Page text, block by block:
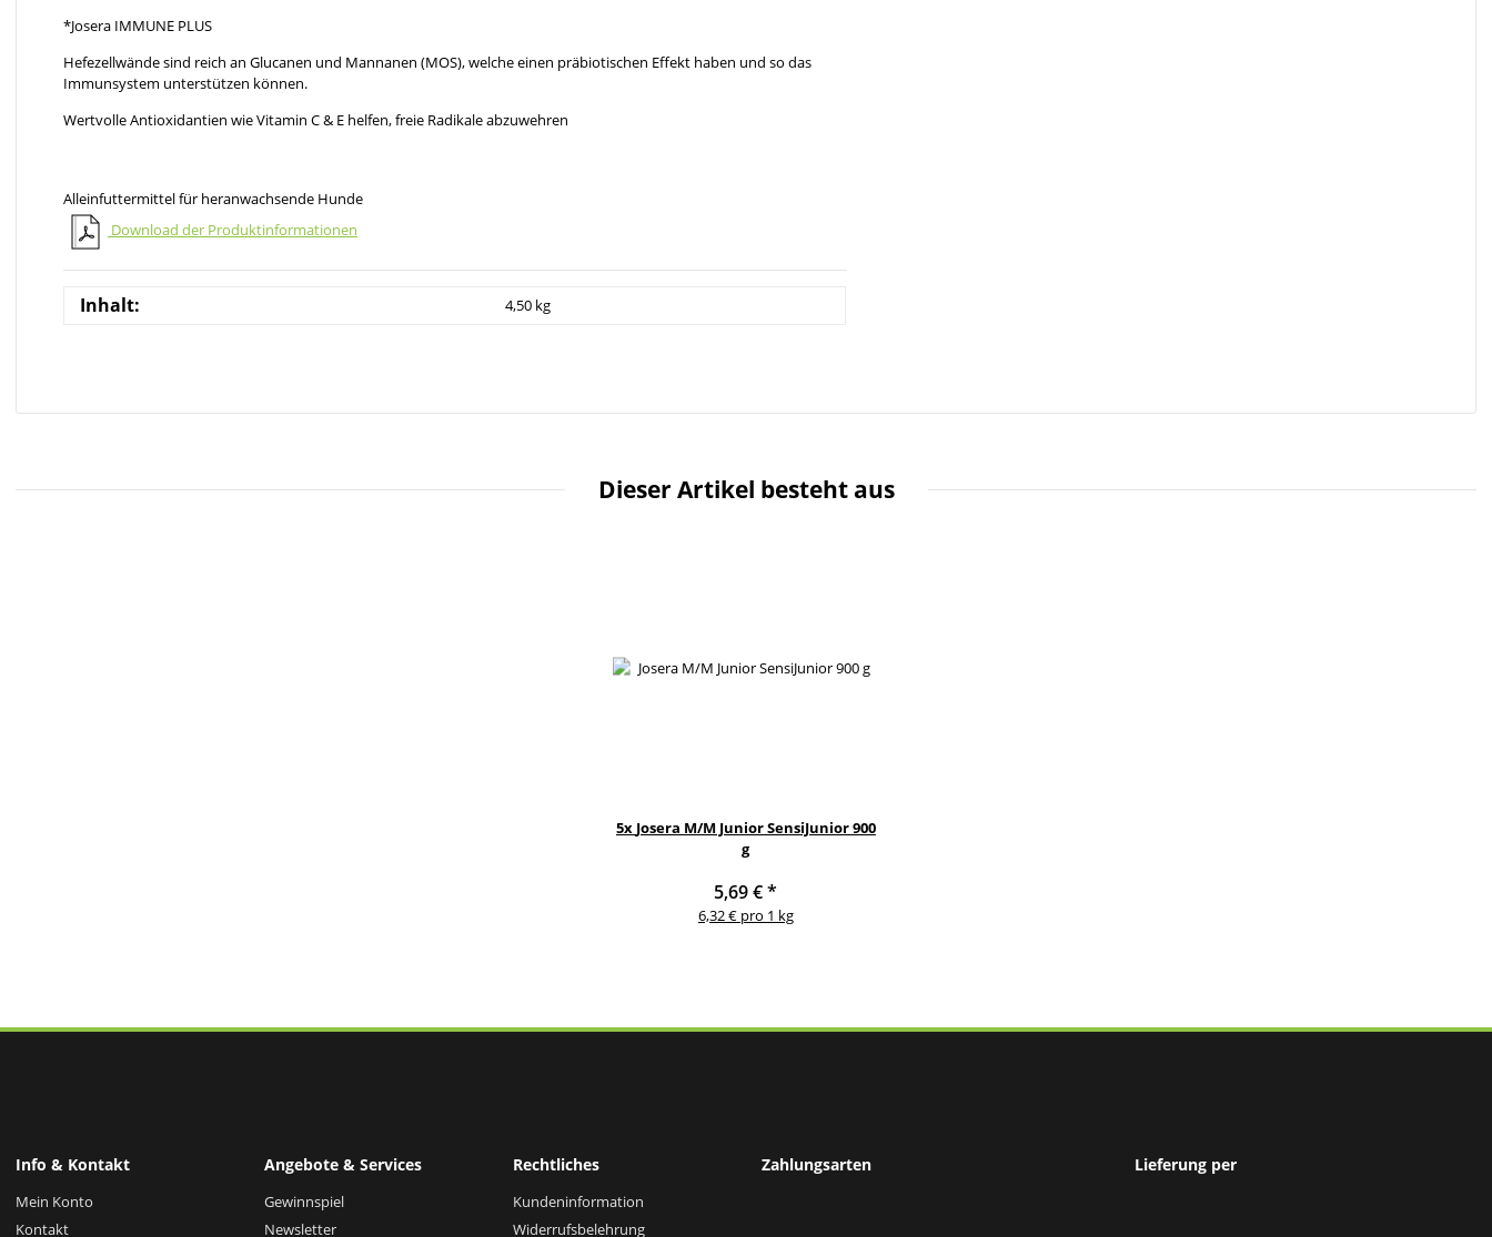
*Josera IMMUNE PLUS
Hefezellwände sind reich an Glucanen und Mannanen (MOS), welche einen präbiotischen Effekt haben und so das
Immunsystem unterstützen können.
Wertvolle Antioxidantien wie Vitamin C & E helfen, freie Radikale abzuwehren
Alleinfuttermittel für heranwachsende Hunde
Download der Produktinformationen
Inhalt: 4,50 kg
Dieser Artikel besteht aus
5x Josera M/M Junior SensiJunior 900
g
5,69 €*
6,32 € pro 1 kg
Info & Kontakt
Mein Konto
Kontakt
Angebote & Services
Gewinnspiel
Newsletter
Rechtliches
Kundeninformation
Widerrufsbelehrung
Zahlungsarten Lieferung per